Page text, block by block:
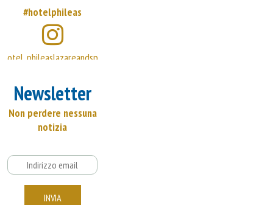
#hotelphileas
hotel_phileaslazareandspa
Newsletter
Non perdere nessuna
notizia
Email
INVIA